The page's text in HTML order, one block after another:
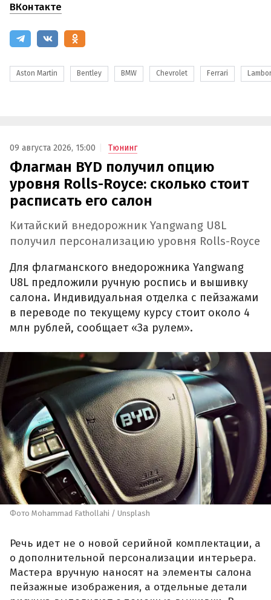
ВКонтакте
Aston Martin Bentley BMW Chevrolet Ferrari
09 августа 2026, 15:00 Тюнинг
Флагман BYD получил опцию
уровня Rolls-Royce: сколько стоит
расписать его салон
Китайский внедорожник Yangwang U8L
получил персонализацию уровня Rolls-Royce
Для флагманского внедорожника Yangwang
U8L предложили ручную роспись и вышивку
салона. Индивидуальная отделка с пейзажами
в переводе по текущему курсу стоит около 4
млн рублей, сообщает «За рулем».
Фото Mohammad Fathollahi / Unsplash
Речь идет не о новой серийной комплектации, а
о дополнительной персонализации интерьера.
Мастера вручную наносят на элементы салона
пейзажные изображения, а отдельные детали